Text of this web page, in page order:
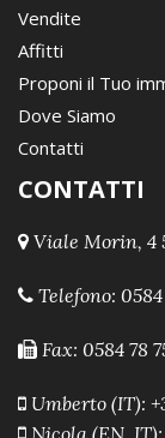
Vendite
Affitti
Proponi il Tuo
Dove Siamo
Contatti
CONTATTI
Viale Morin, 4
Telefono:
Fax: 0584 78
Umberto (IT):